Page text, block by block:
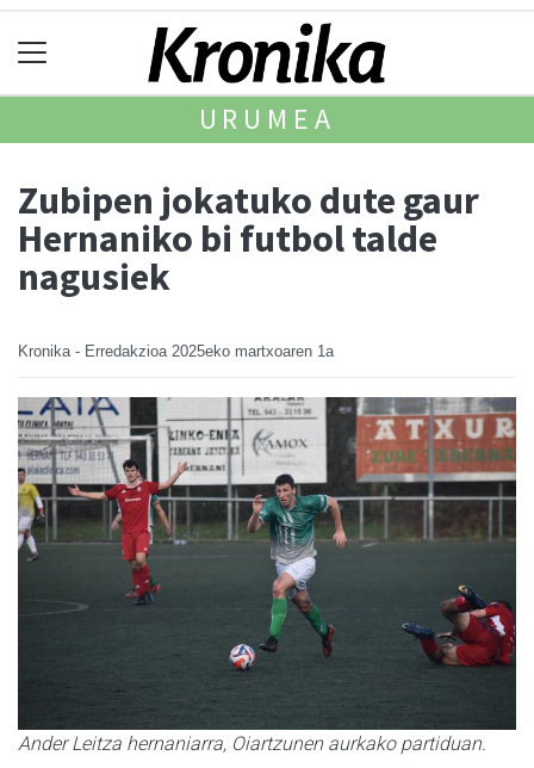
URUMEA
Zubipen jokatuko dute gaur
Hernaniko bi futbol talde
nagusiek
Kronika - Erredakzioa 2025eko martxoaren 1a
Ander Leitza hernaniarra, Oiartzunen aurkako partiduan.